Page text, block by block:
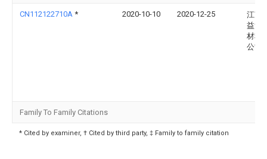
CN112122710A * 2020-10-10 2020-12-25
江苏
益复
材料
公司
Family To Family Citations
* Cited by examiner, † Cited by third party, ‡ Family to family citation